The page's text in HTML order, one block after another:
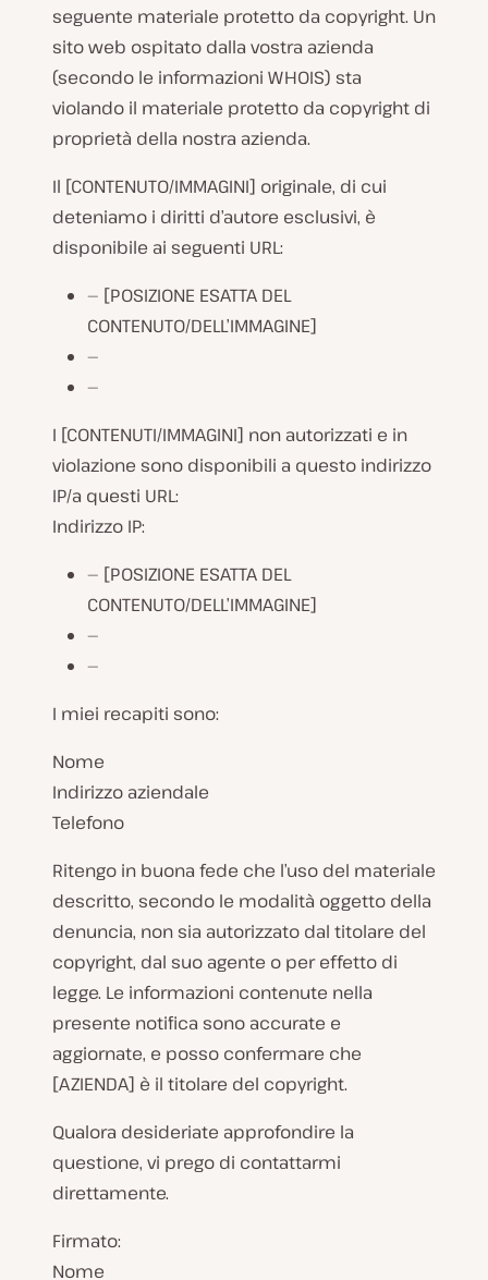
seguente materiale protetto da copyright. Un
sito web ospitato dalla vostra azienda
(secondo le informazioni WHOIS) sta
violando il materiale protetto da copyright di
proprietà della nostra azienda.
Il [CONTENUTO/IMMAGINI] originale, di cui
deteniamo i diritti d’autore esclusivi, è
disponibile ai seguenti URL:
— [POSIZIONE ESATTA DEL
CONTENUTO/DELL’IMMAGINE]
—
—
I [CONTENUTI/IMMAGINI] non autorizzati e in
violazione sono disponibili a questo indirizzo
IP/a questi URL:
Indirizzo IP:
— [POSIZIONE ESATTA DEL
CONTENUTO/DELL’IMMAGINE]
—
—
I miei recapiti sono:
Nome
Indirizzo aziendale
Telefono
Ritengo in buona fede che l’uso del materiale
descritto, secondo le modalità oggetto della
denuncia, non sia autorizzato dal titolare del
copyright, dal suo agente o per effetto di
legge. Le informazioni contenute nella
presente notifica sono accurate e
aggiornate, e posso confermare che
[AZIENDA] è il titolare del copyright.
Qualora desideriate approfondire la
questione, vi prego di contattarmi
direttamente.
Firmato:
Nome